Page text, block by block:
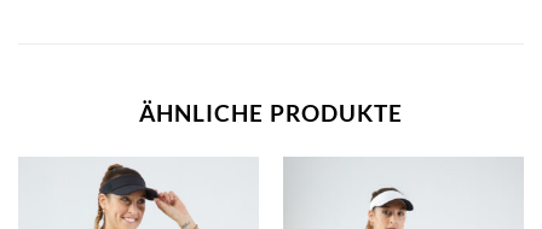
ÄHNLICHE PRODUKTE